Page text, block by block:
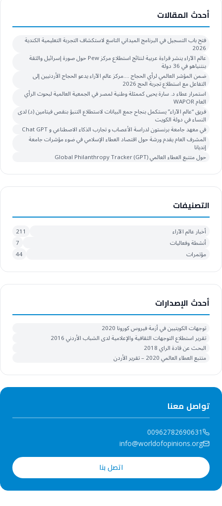
أحدث المقالات
فتح باب التسجيل في البرنامج الميداني التاسع لاستكشاف التجربة التعليمية الكندية
2026
عالم الآراء ينشر قراءة عربية لنتائج استطلاع مركز Pew حول صورة إسرائيل والثقة
بنتنياهو في 36 دولة
ضمن المؤشر العالمي لرأي الحجاج ….مركز عالم الآراء يدعو الحجاج الأردنيين إلى
التفاعل مع استطلاع تجربة الحج 2026
استمرار عطاء د. سارة يحيى كممثلة وطنية لمصر في الجمعية العالمية لبحوث الرأي
العام WAPOR
فريق “عالم الآراء” يستكمل بنجاح جمع البيانات لاستطلاع التنبؤ بنقص فيتامين (د) لدى
النساء في دولة الكويت
في معهد جامعة برنستون لدراسة الأعصاب و تجارب الذكاء الاصطناعي و Chat GPT
المشرف العام يقدم ورشة حول اقتصاد العطاء الإسلامي في ضوء مؤشرات جامعة
إنديانا
حول متتبع العطاء العالمي Global Philanthropy Tracker (GPT)
التصنيفات
أخبار عالم الآراء
211
أنشطة وفعاليات
7
مؤتمرات
44
أحدث الإصدارات
توجهات الكويتيين في أزمة فيروس كورونا 2020
تقرير استطلاع التوجهات الثقافية والإعلامية لدى الشباب الأردني 2016
البحث عن قادة الراي 2018
متتبع العطاء العالمي 2020 – تقرير الأردن
تواصل معنا
00962782690631
info@worldofopinions.org
اتصل بنا